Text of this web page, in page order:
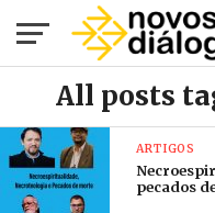
All posts
ARTIGOS
pecados